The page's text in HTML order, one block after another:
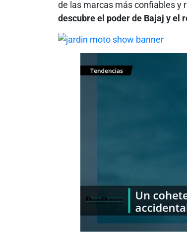
de las marcas más confiables y
descubre el poder de Bajaj y el